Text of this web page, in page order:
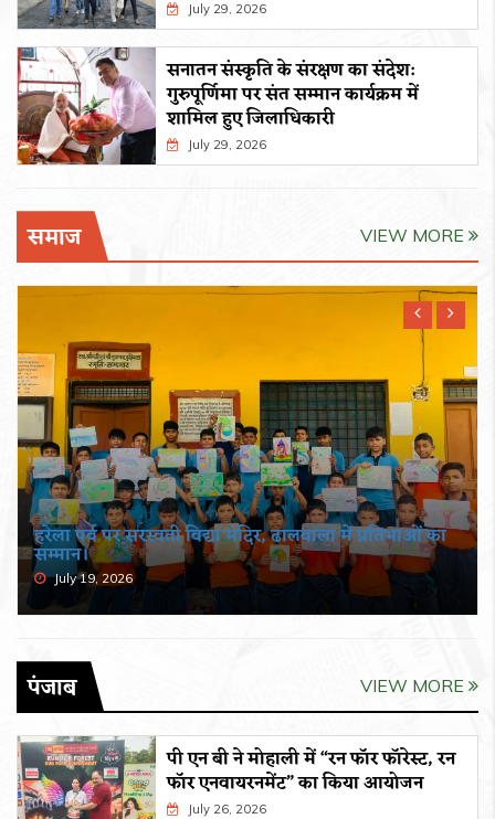
July 29, 2026
सनातन संस्कृति के संरक्षण का संदेश:
गुरुपूर्णिमा पर संत सम्मान कार्यक्रम में
शामिल हुए जिलाधिकारी
July 29, 2026
समाज VIEW MORE
हरेला पर्व पर सरस्वती विद्या मंदिर, ढालवाला में प्रतिभाओं का
सम्मान।
July 19, 2026
पंजाब VIEW MORE
पी एन बी ने मोहाली में “रन फॉर फॉरेस्ट, रन
फॉर एनवायरनमेंट” का किया आयोजन
July 26, 2026